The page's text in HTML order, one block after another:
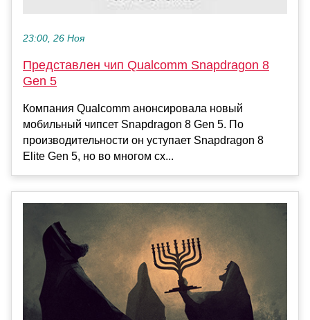
23:00, 26 Ноя
Представлен чип Qualcomm Snapdragon 8
Gen 5
Компания Qualcomm анонсировала новый
мобильный чипсет Snapdragon 8 Gen 5. По
производительности он уступает Snapdragon 8
Elite Gen 5, но во многом сх...